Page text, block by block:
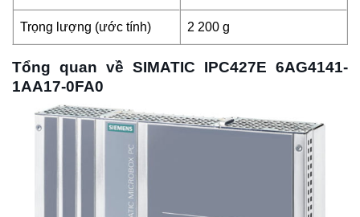
Trọng lượng (ước tính) 2 200 g
Tổng quan về SIMATIC IPC427E 6AG4141-
1AA17-0FA0